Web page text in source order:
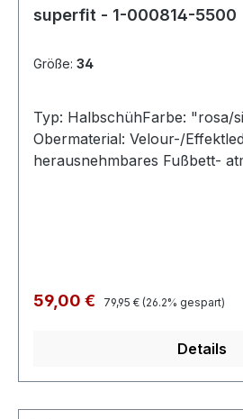
superfit - 1-000814-5500
Größe: 34
Typ: HalbschühFarbe: "rosa/
Obermaterial: Velour-/
herausnehmbares Fußbett-
Verkaufspreis:
59,00 € Regulärer Preis:
79,95 € (26.2% gespart)
Details